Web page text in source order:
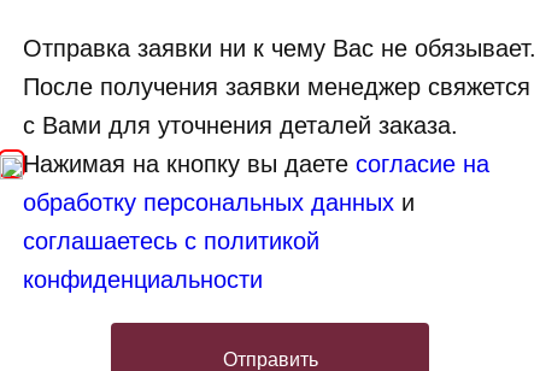
Отправка заявки ни к чему Вас не обязывает.
После получения заявки менеджер свяжется
с Вами для уточнения деталей заказа.
Нажимая на кнопку вы даетесогласие на
обработку персональных данных и
соглашаетесь с политикой
конфиденциальности
Отправить